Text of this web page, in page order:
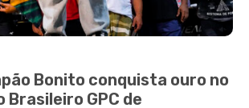
Bonito conquista ouro no
Brasileiro GPC de